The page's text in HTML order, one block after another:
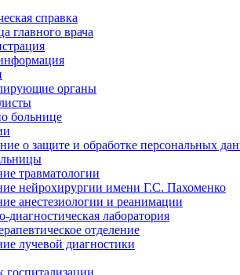
справка
главного врача
органы
больнице
о защите и обработке персональных
травматологии
нейрохирургии имени Г.С. Пахоменко
анестезиологии и реанимации
диагностическая лаборатория
отделение
лучевой диагностики
госпитализации